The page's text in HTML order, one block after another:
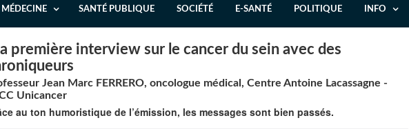
SANTÉ PUBLIQUE SOCIÉTÉ E-SANTÉ POLITIQUE INFO
première interview sur le cancer du sein avec des
Jean Marc FERRERO, oncologue médical, Centre Antoine Lacassagne -
Unicancer
au ton humoristique de l’émission, les messages sont bien passés.